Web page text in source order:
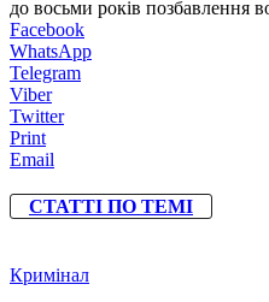
до восьми років позбавлення
Facebook
WhatsApp
Telegram
Viber
Twitter
Print
Email
СТАТТІ ПО ТЕМІ
Кримінал